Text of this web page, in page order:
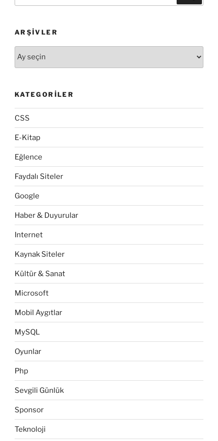
ARŞIVLER
KATEGORILER
CSS
E-Kitap
Eğlence
Faydalı Siteler
Google
Haber & Duyurular
Internet
Kaynak Siteler
Kültür & Sanat
Microsoft
Mobil Aygıtlar
MySQL
Oyunlar
Php
Sevgili Günlük
Sponsor
Teknoloji